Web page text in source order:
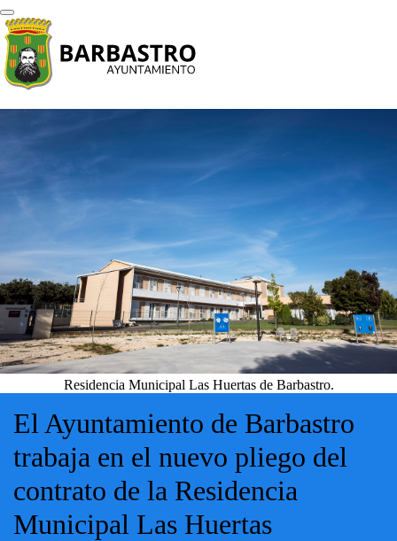
Residencia Municipal Las Huertas de Barbastro.
El Ayuntamiento de Barbastro
trabaja en el nuevo pliego del
contrato de la Residencia
Municipal Las Huertas